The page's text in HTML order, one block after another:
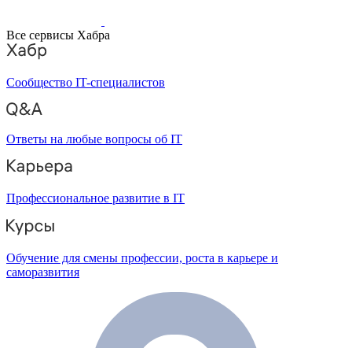
Все сервисы Хабра
Сообщество IT-специалистов
Ответы на любые вопросы об IT
Профессиональное развитие в IT
Обучение для смены профессии, роста в карьере и
саморазвития